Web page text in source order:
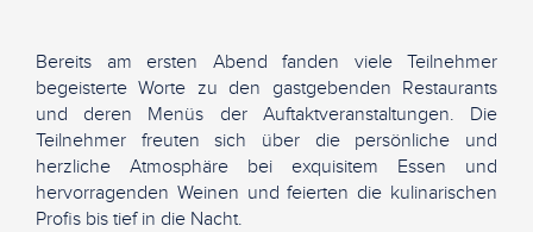
Bereits am ersten Abend fanden viele Teilnehmer
begeisterte Worte zu den gastgebenden Restaurants
und deren Menüs der Auftaktveranstaltungen. Die
Teilnehmer freuten sich über die persönliche und
herzliche Atmosphäre bei exquisitem Essen und
hervorragenden Weinen und feierten die kulinarischen
Profis bis tief in die Nacht.